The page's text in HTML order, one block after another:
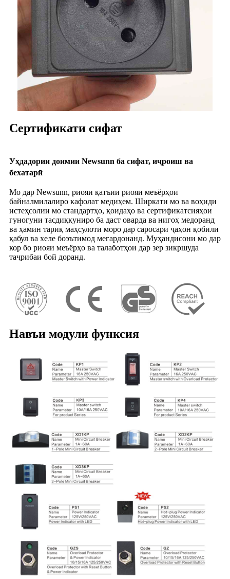
Сертификати сифат
Уҳдадории доимии Newsunn ба сифат, иҷроиш ва
бехатарӣ
Мо дар Newsunn, риояи қатъии риояи меъёрҳои
байналмилалиро кафолат медиҳем. Ширкати мо ва воҳиди
истеҳсолии мо стандартҳо, қоидаҳо ва сертификатсияҳои
гуногуни тасдиқкуниро ба даст оварда ва нигоҳ медоранд
ва ҳамин тариқ маҳсулоти моро дар саросари ҷаҳон қобили
қабул ва хеле боэътимод мегардонанд. Муҳандисони мо дар
кор бо риояи меъёрҳо ва талаботҳои дар зер зикршуда
таҷрибаи бой доранд.
Навъи модули функсия